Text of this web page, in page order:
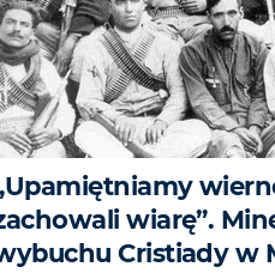
wiarę”.
Cristiady w